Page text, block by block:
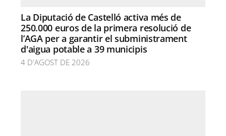
La Diputació de Castelló activa més de
250.000 euros de la primera resolució de
l’AGA per a garantir el subministrament
d'aigua potable a 39 municipis
4 D'AGOST DE 2026